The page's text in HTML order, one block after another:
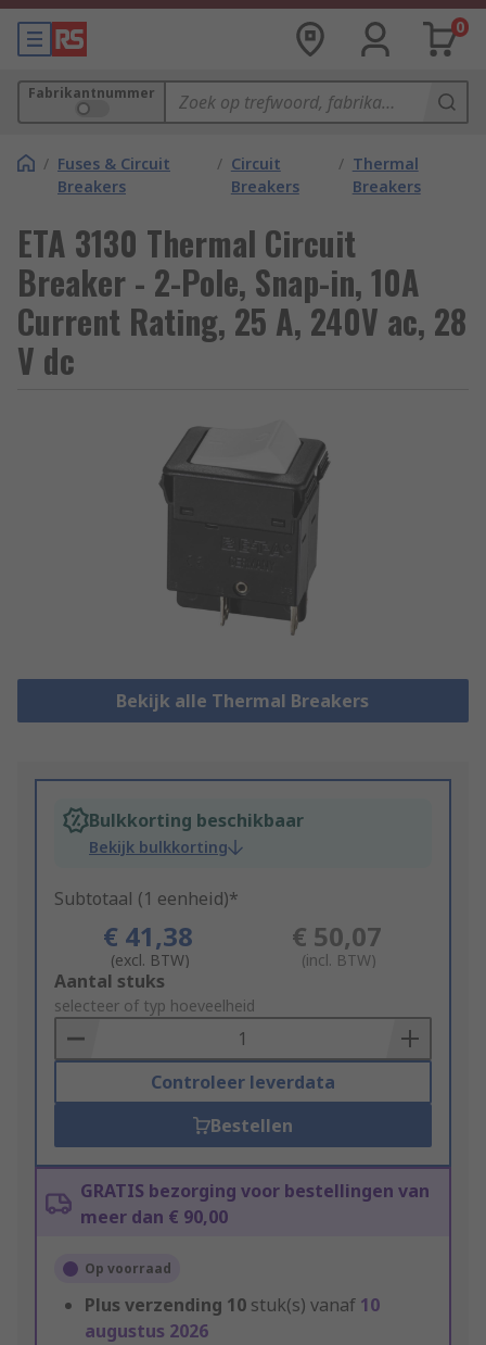
0
Fabrikantnummer
/ Fuses & Circuit
Breakers
/ Circuit
Breakers
/ Thermal
Breakers
ETA 3130 Thermal Circuit
Breaker - 2-Pole, Snap-in, 10A
Current Rating, 25 A, 240V ac, 28
V dc
Bekijk alle Thermal Breakers
Bulkkorting beschikbaar
Bekijk bulkkorting
Subtotaal (1 eenheid)*
€ 41,38
(excl. BTW)
€ 50,07
(incl. BTW)
Add
to
Basket
Aantal stuks
selecteer of typ hoeveelheid
Controleer leverdata
Bestellen
GRATIS bezorging voor bestellingen van
meer dan € 90,00
Op voorraad
Plus verzending 10 stuk(s) vanaf 10
augustus 2026